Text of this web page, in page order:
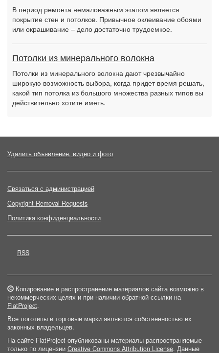
В период ремонта немаловажным этапом является
покрытие стен и потолков. Привычное оклеивание обоями
или окрашивание – дело достаточно трудоемкое.
Потолки из минерального волокна
Потолки из минерального волокна дают чрезвычайно
широкую возможность выбора, когда придет время решать,
какой тип потолка из большого множества разных типов вы
действительно хотите иметь.
Удалить объявление, видео и фото
Связаться с администрацией
Copyright Removal Requests
Политика конфиденциальности
RSS
Копирование и распространение материалов сайта возможно в
некоммерческих целях и при наличии обратной ссылки на
FlatProject.
Все логотипы и торговые марки являются собственностью их
законных владельцев.
На сайте FlatProject опубликованы материалы распространяемые
только по лицензии Creative Commons Attribution License. Данные